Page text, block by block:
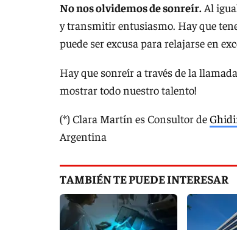
No nos olvidemos de sonreír. Al
y transmitir entusiasmo. Hay que
puede ser excusa para relajarse en
Hay que sonreír a través de la
mostrar todo nuestro talento!
(*) Clara Martín es Consultor de
Argentina
TAMBIÉN TE PUEDE INTERESAR